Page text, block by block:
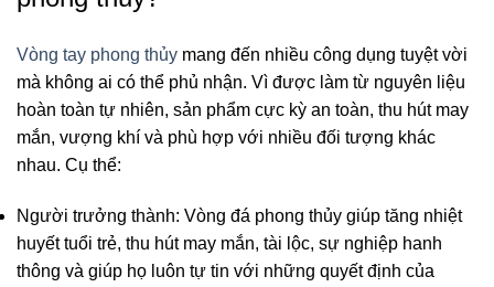
Vòng tay phong thủy mang đến nhiều công dụng tuyệt vời
mà không ai có thể phủ nhận. Vì được làm từ nguyên liệu
hoàn toàn tự nhiên, sản phẩm cực kỳ an toàn, thu hút may
mắn, vượng khí và phù hợp với nhiều đối tượng khác
nhau. Cụ thể:
Người trưởng thành: Vòng đá phong thủy giúp tăng nhiệt
huyết tuổi trẻ, thu hút may mắn, tài lộc, sự nghiệp hanh
thông và giúp họ luôn tự tin với những quyết định của